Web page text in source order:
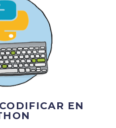
EN